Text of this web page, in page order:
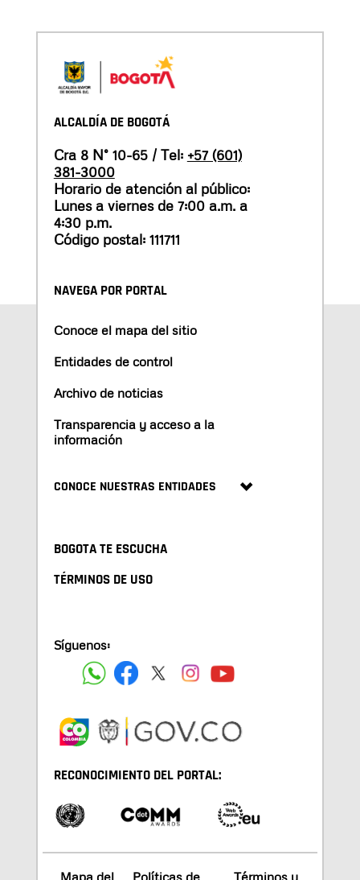
ALCALDÍA DE BOGOTÁ
Cra 8 N° 10-65 / Tel: +57 (601)
381-3000
Horario de atención al público:
Lunes a viernes de 7:00 a.m. a
4:30 p.m.
Código postal: 111711
NAVEGA POR PORTAL
Conoce el mapa del sitio
Entidades de control
Archivo de noticias
Transparencia y acceso a la
información
CONOCE NUESTRAS ENTIDADES
BOGOTA TE ESCUCHA
TÉRMINOS DE USO
Síguenos:
RECONOCIMIENTO DEL PORTAL:
Mapa del Políticas de Términos y